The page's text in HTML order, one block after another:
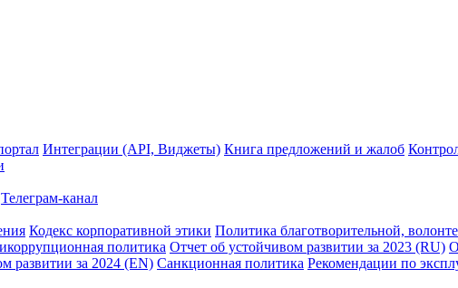
Интеграции (API, Виджеты) Книга предложений и жалоб
Телеграм-канал
Кодекс корпоративной этики Политика благотворительной,
политика Отчет об устойчивом развитии за 2023 (RU)
развитии за 2024 (EN) Санкционная политика Рекомендации по